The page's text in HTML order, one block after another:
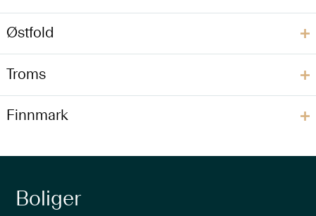
Østfold
Troms
Finnmark
Boliger